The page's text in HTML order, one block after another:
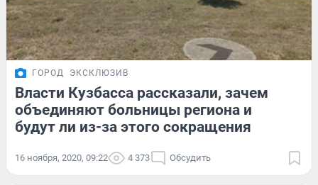
ГОРОД ЭКСКЛЮЗИВ
Власти Кузбасса рассказали, зачем
объединяют больницы региона и
будут ли из-за этого сокращения
16 ноября, 2020, 09:22 4 373 Обсудить